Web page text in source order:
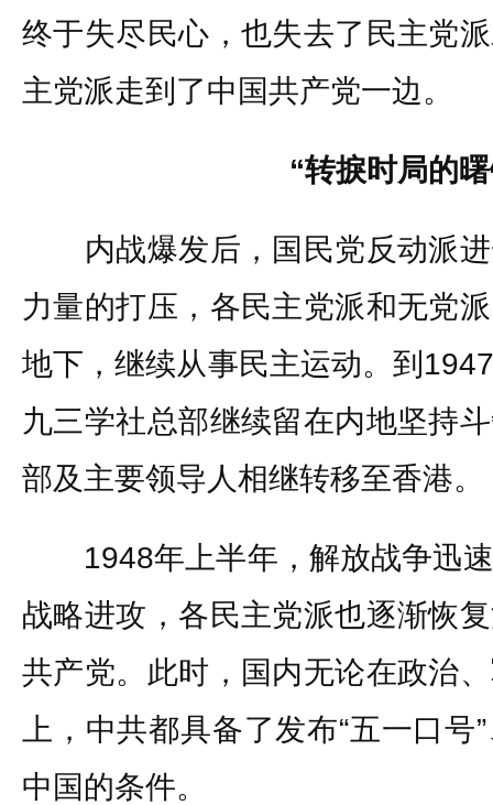
终于失尽民心，也失去了民主党
主党派走到了中国共产党一边。
“转捩时局的
内战爆发后，国民党反动派进
力量的打压，各民主党派和无党
地下，继续从事民主运动。到
九三学社总部继续留在内地坚持
部及主要领导人相继转移至香港。
1948年上半年，解放战争迅速
战略进攻，各民主党派也逐渐恢
共产党。此时，国内无论在政治
上，中共都具备了发布“五一口
中国的条件。